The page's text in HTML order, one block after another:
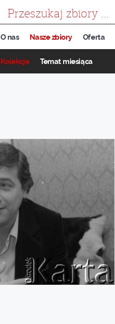
O nas Nasze zbiory
Kolekcje Temat miesiąca
Oferta